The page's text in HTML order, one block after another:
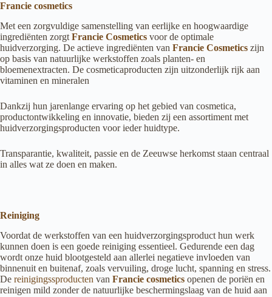
Francie cosmetics
Met een zorgvuldige samenstelling van eerlijke en hoogwaardige
ingrediënten zorgt Francie Cosmetics voor de optimale
huidverzorging. De actieve ingrediënten van Francie Cosmetics zijn
op basis van natuurlijke werkstoffen zoals planten- en
bloemenextracten. De cosmeticaproducten zijn uitzonderlijk rijk aan
vitaminen en mineralen
Dankzij hun jarenlange ervaring op het gebied van cosmetica,
productontwikkeling en innovatie, bieden zij een assortiment met
huidverzorgingsproducten voor ieder huidtype.
Transparantie, kwaliteit, passie en de Zeeuwse herkomst staan centraal
in alles wat ze doen en maken.
Reiniging
Voordat de werkstoffen van een huidverzorgingsproduct hun werk
kunnen doen is een goede reiniging essentieel. Gedurende een dag
wordt onze huid blootgesteld aan allerlei negatieve invloeden van
binnenuit en buitenaf, zoals vervuiling, droge lucht, spanning en stress.
De reinigingssproducten van Francie cosmetics openen de poriën en
reinigen mild zonder de natuurlijke beschermingslaag van de huid aan